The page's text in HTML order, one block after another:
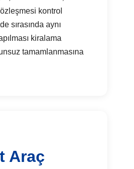
kontrol
sırasında aynı
kiralama
tamamlanmasına
Araç